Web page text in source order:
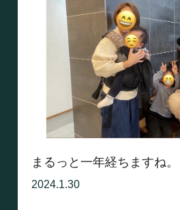
まるっと一年経ちますね
2024.1.30